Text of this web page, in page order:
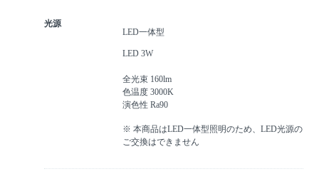
光源
LED一体型
LED 3W
全光束 160lm
色温度 3000K
演色性 Ra90
※ 本商品はLED一体型照明のため、LED光源の
ご交換はできません